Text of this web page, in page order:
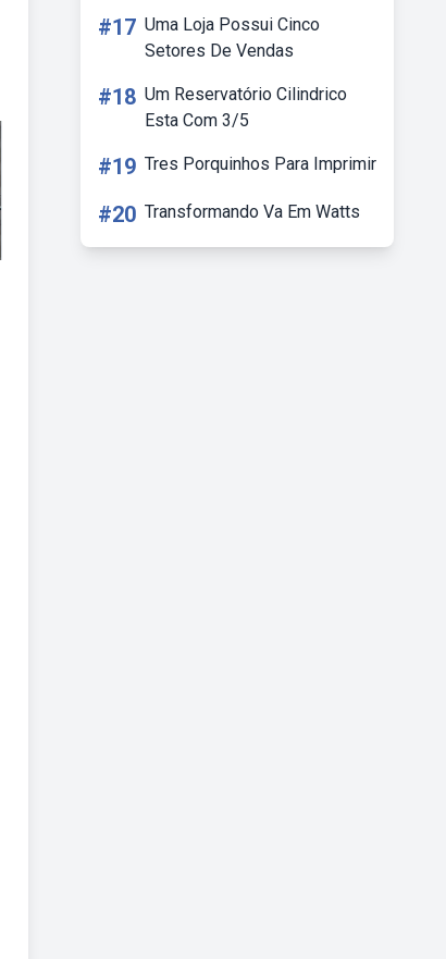
#17 Uma Loja Possui Cinco
Setores De Vendas
#18 Um Reservatório Cilindrico
Esta Com 3/5
#19 Tres Porquinhos Para Imprimir
#20 Transformando Va Em Watts